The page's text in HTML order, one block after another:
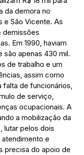
da demora no
e São Vicente. As
demissões
Em 1990, haviam
são apenas 430 mil.
de trabalho e um
assim como
falta de funcionários,
de serviço,
ocupacionais. A
a mobilização da
lutar pelos dois
e
precisa do apoio de